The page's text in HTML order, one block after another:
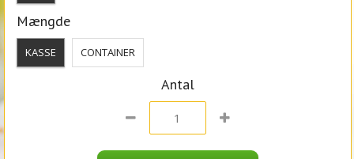
Mængde
KASSE CONTAINER
Antal